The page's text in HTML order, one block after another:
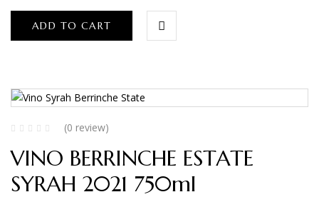
ADD TO CART
(0 review)
VINO BERRINCHE ESTATE
SYRAH 2021 750ml